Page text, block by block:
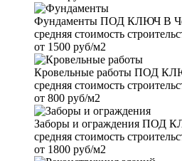
Фундаменты ПОД КЛЮЧ В
средняя стоимость
от 1500 руб/м2
Кровельные работы ПОД
средняя стоимость
от 800 руб/м2
Заборы и ограждения ПОД
средняя стоимость
от 1800 руб/м2